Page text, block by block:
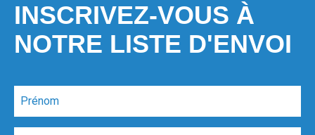
INSCRIVEZ-VOUS À
NOTRE LISTE D'ENVOI